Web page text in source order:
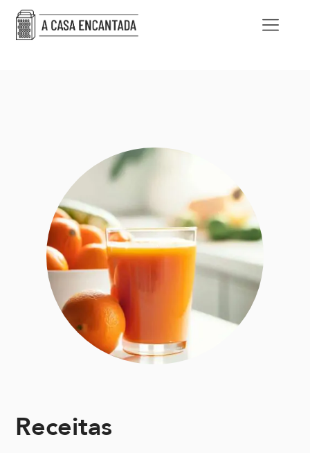
Receitas